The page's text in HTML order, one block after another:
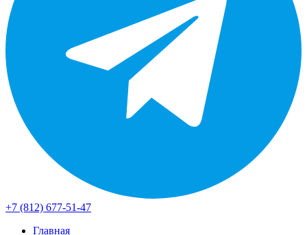
+7 (812) 677-51-47
Главная